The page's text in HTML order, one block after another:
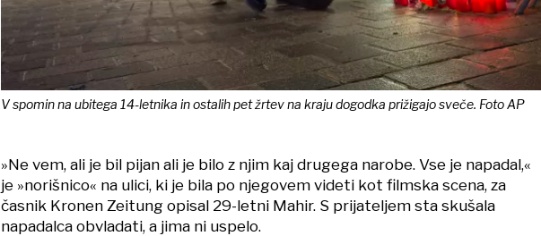
V spomin na ubitega 14-letnika in ostalih pet žrtev na kraju dogodka prižigajo sveče. Foto AP
»Ne vem, ali je bil pijan ali je bilo z njim kaj drugega narobe. Vse je napadal,«
je »norišnico« na ulici, ki je bila po njegovem videti kot filmska scena, za
časnik Kronen Zeitung opisal 29-letni Mahir. S prijateljem sta skušala
napadalca obvladati, a jima ni uspelo.